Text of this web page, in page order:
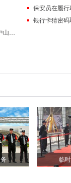
银行卡猜密
中山保安公司哪家好，推荐得安保安有限公司中山分公司
临